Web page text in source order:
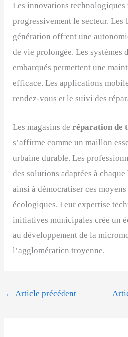
Les innovations technologiques
progressivement le secteur. Les
génération offrent une
de vie prolongée. Les systèmes
embarqués permettent une
efficace. Les applications
rendez-vous et le suivi des
Les magasins deréparation de
s’affirme comme un maillon
urbaine durable. Les
des solutions adaptées à
ainsi à démocratiser ces
écologiques. Leur expertise
initiatives municipales crée un
au développement de la
l’agglomération troyenne.
← Article précédent